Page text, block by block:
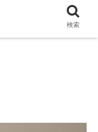
検索